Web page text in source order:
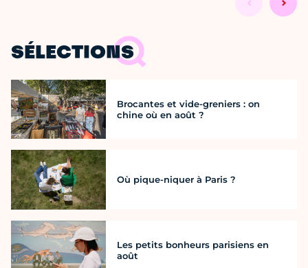
SÉLECTIONS
Brocantes et vide-greniers : on
chine où en août ?
Où pique-niquer à Paris ?
Les petits bonheurs parisiens en
août